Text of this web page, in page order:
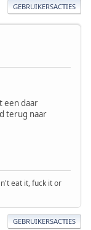
GEBRUIKERSACTIES
een daar
terug naar
eat it, fuck it or
GEBRUIKERSACTIES